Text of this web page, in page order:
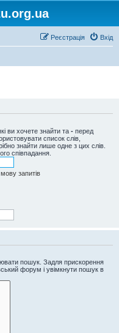
Вхід
Реєстрація
ви хочете знайти та - перед
список слів,
знайти лише одне з цих слів.
співпадання.
запитів
пошук. Задля прискорення
форум і увімкнути пошук в